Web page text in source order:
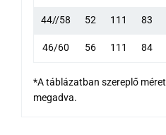
44//58 52 111 83
46/60 56 111 84
*A táblázatban szereplő
megadva.